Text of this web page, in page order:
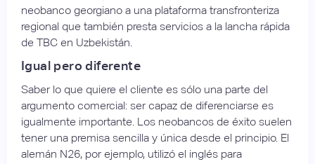
neobanco georgiano a una plataforma transfronteriza
regional que también presta servicios a la lancha rápida
de TBC en Uzbekistán.
Igual pero diferente
Saber lo que quiere el cliente es sólo una parte del
argumento comercial: ser capaz de diferenciarse es
igualmente importante. Los neobancos de éxito suelen
tener una premisa sencilla y única desde el principio. El
alemán N26, por ejemplo, utilizó el inglés para